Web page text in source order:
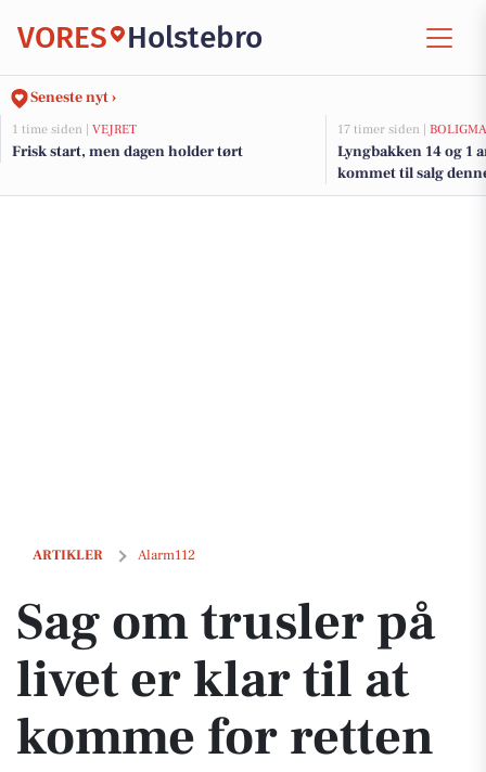
VORES Holstebro
Seneste nyt ›
1 time siden | VEJRET
Frisk start, men dagen holder tørt
17 timer siden |
Lyngbakken 14 og 1
kommet til salg
boligerne her.
ARTIKLER Alarm112
Sag om trusler på livet er klar til at komme for retten
Sag om trusler på
livet er klar til at
komme for retten